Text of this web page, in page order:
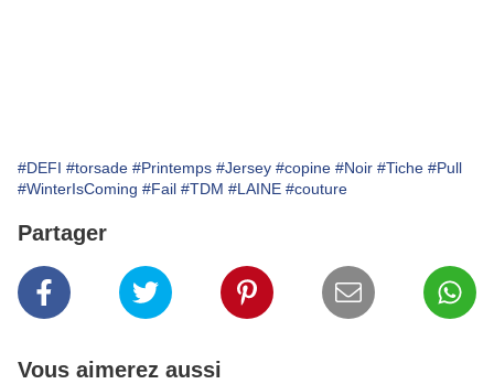
#DEFI #torsade #Printemps #Jersey #copine #Noir #Tiche #Pull
#WinterIsComing #Fail #TDM #LAINE #couture
Partager
Vous aimerez aussi